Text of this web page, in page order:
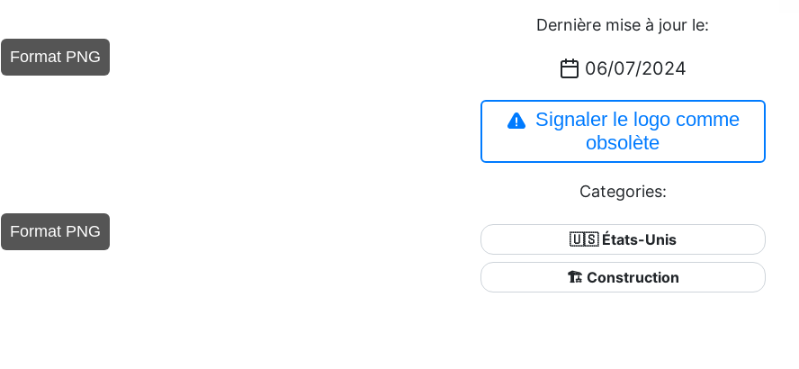
Format PNG
Format PNG
Dernière mise à jour le:
06/07/2024
Signaler le logo comme
obsolète
Categories:
🇺🇸 États-Unis
🏗 Construction